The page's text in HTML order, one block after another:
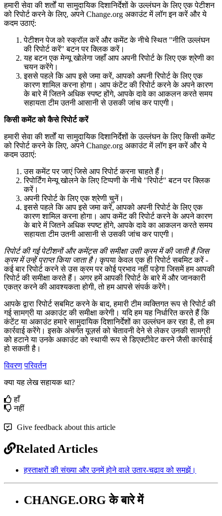
हमर सव क शर य समदयक दशनरश क उललघन क लए एक पटशन
क रपर करन क लए, अपन Change.org अकउट म लग इन कर और य
कदम उठए:
पटशन पज क सकरल कर और कमट क नच सत "नत उललघन
क रपर कर" बटन पर कक कर।
यह बटन एक मनय खलग जह आप अपन रपर क लए एक शरण क
चयन करग।
इसस पहल क आप इस जम कर, आपक अपन रपर क लए एक
करण शमल करन हग । आप कटट क रपर करन क अपन करण
क बर म जतन अधक सपषट हग, आपक दव क आकलन करत समय
सहयत टम उतन आसन स उसक जच कर पएग ।
कस कमट क कस रपर कर
हमर सव क शर य समदयक दशनरश क उललघन क लए कस कमट
क रपर करन क लए, अपन Change.org अकउट म लग इन कर और य
कदम उठए:
उस कमट पर जए जस आप रपर करन चहत ह ।
रपरग मनय खलन क लए टपपण क नच "रपर" बटन पर कक
कर।
अपन रपर क लए एक शरण चन।
इसस पहल क आप इस जम कर, आपक अपन रपर क लए एक
करण शमल करन हग । आप कमट क रपर करन क अपन करण
क बर म जतन अधक सपषट हग, आपक दव क आकलन करत समय
सहयत टम उतन आसन स उसक जच कर पएग ।
रपर क गई पटशन और कमटस क समक उस करम म क जत ह जस
करम म उनह परपत कय जत ह। कपय कवल एक ह रपर सबमट कर -
कई बर रपर करन स उस करम पर कई परभव नह पडग जसम हम आपक
रपर क समक करत ह । अगर हम आपक रपर क बर म और जनकर
एकतर करन क आवशयकत हग, त हम आपस सपर करग।
आपक दर रपर सबमट करन क बद, हमर टम वयकगत रप स रपर क
गई समगर य अकउट क समक करग । यद हम यह नररत करत ह क
कटट य अकउट हमर समदयक दशनरश क उललघन कर रह ह, त हम
करवई करग। इसक अचरत यजर क चतवन दन स लकर उनक समगर
क हटन य उनक अकउट क सथय रप स डएकटवट करन जस करवई
ह सकत ह ।
विवरण परिवर्तन
क्या यह लेख सहायक था?
हाँ
नहीं
Give feedback about this article
Related Articles
हस्ताक्षरों की संख्या और उनमें होने वाले उतार-चढ़ाव को समझें।
CHANGE.ORG के बारे में